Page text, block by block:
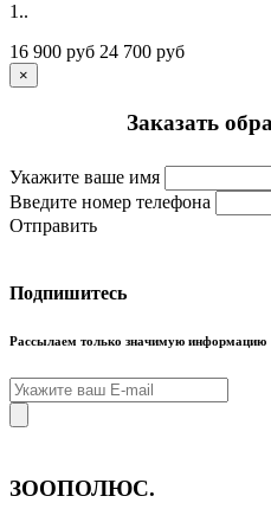
1..
16 900 руб 24 700 руб
×
Заказать
Укажите ваше имя
Введите номер телефона
Отправить
Подпишитесь
Рассылаем только значимую информацию
ЗООПОЛЮС.